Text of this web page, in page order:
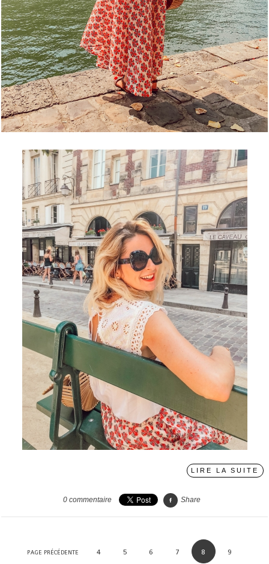
LIRE LA SUITE
0 commentaire Share
PAGE PRÉCÉDENTE 4 5 6 7 8 9